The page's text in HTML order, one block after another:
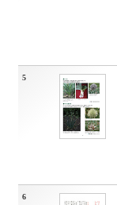
5
6